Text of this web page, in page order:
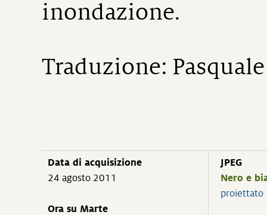
inondazione.
Traduzione:
Data di acquisizione
24 agosto 2011
Ora su Marte
JPEG
Nero e
proiettato